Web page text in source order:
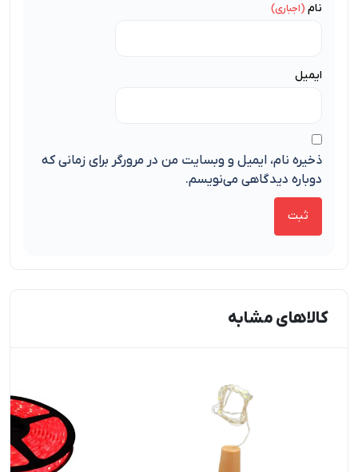
نام
ایمیل
ذخیره نام، ایمیل و وبسایت من در مرورگر برای زمانی که
دوباره دیدگاهی می‌نویسم.
کالاهای مشابه